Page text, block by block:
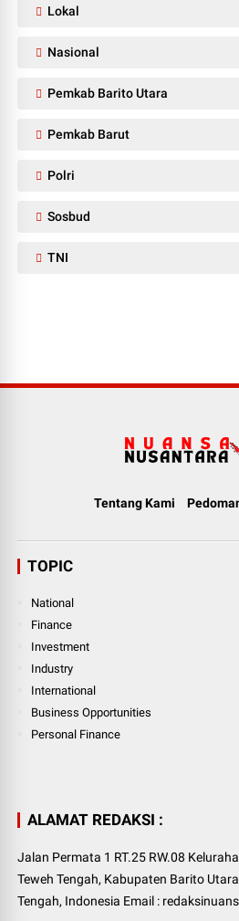
Lokal
Nasional
Pemkab Barito Utara
Pemkab Barut
Polri
Sosbud
TNI
Tentang Kami
TOPIC
National
Finance
Investment
Industry
International
Business Opportunities
Personal Finance
ALAMAT REDAKSI :
Jalan Permata 1 RT.25 RW.08
Teweh Tengah, Kabupaten Barito
Tengah, Indonesia Email :